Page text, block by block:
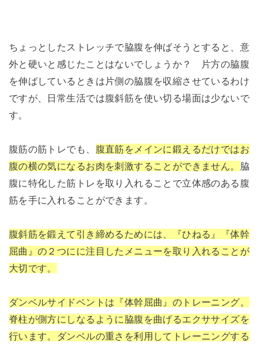
ちょっとしたストレッチで脇腹を伸ばそうとすると、意
外と硬いと感じたことはないでしょうか？ 片方の脇腹
を伸ばしているときは片側の脇腹を収縮させているわけ
ですが、日常生活では腹斜筋を使い切る場面は少ないで
す。
腹筋の筋トレでも、 腹直筋をメインに鍛えるだけではお
腹の横の気になるお肉を刺激することができません。 脇
腹に特化した筋トレを取り入れることで立体感のある腹
筋を手に入れることができます。
腹斜筋を鍛えて引き締めるためには、『ひねる』『体幹
屈曲』の２つにに注目したメニューを取り入れることが
大切です。
ダンベルサイドベントは『体幹屈曲』のトレーニング。
脊柱が側方にしなるように脇腹を曲げるエクササイズを
行います。ダンベルの重さを利用してトレーニングする